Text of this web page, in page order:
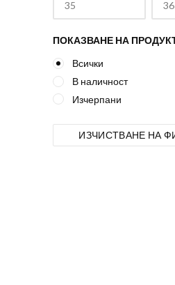
ПОКАЗВАНЕ НА
Всички
В наличност
Изчерпани
ИЗЧИСТВАНЕ НА